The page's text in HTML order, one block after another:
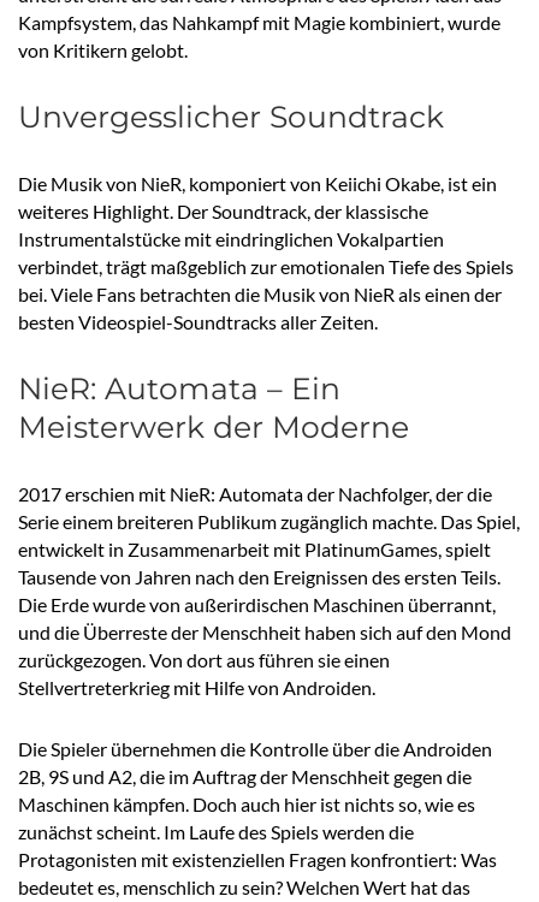
Kampfsystem, das Nahkampf mit Magie kombiniert, wurde
von Kritikern gelobt.
Unvergesslicher Soundtrack
Die Musik von NieR, komponiert von Keiichi Okabe, ist ein
weiteres Highlight. Der Soundtrack, der klassische
Instrumentalstücke mit eindringlichen Vokalpartien
verbindet, trägt maßgeblich zur emotionalen Tiefe des Spiels
bei. Viele Fans betrachten die Musik von NieR als einen der
besten Videospiel-Soundtracks aller Zeiten.
NieR: Automata – Ein
Meisterwerk der Moderne
2017 erschien mit NieR: Automata der Nachfolger, der die
Serie einem breiteren Publikum zugänglich machte. Das Spiel,
entwickelt in Zusammenarbeit mit PlatinumGames, spielt
Tausende von Jahren nach den Ereignissen des ersten Teils.
Die Erde wurde von außerirdischen Maschinen überrannt,
und die Überreste der Menschheit haben sich auf den Mond
zurückgezogen. Von dort aus führen sie einen
Stellvertreterkrieg mit Hilfe von Androiden.
Die Spieler übernehmen die Kontrolle über die Androiden
2B, 9S und A2, die im Auftrag der Menschheit gegen die
Maschinen kämpfen. Doch auch hier ist nichts so, wie es
zunächst scheint. Im Laufe des Spiels werden die
Protagonisten mit existenziellen Fragen konfrontiert: Was
bedeutet es, menschlich zu sein? Welchen Wert hat das